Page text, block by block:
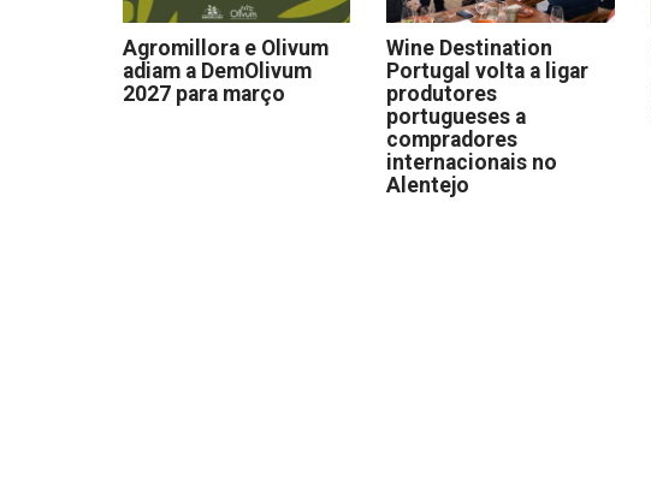
Agromillora e Olivum
adiam a DemOlivum
2027 para março
Wine Destination
Portugal volta a ligar
produtores
portugueses a
compradores
internacionais no
Alentejo